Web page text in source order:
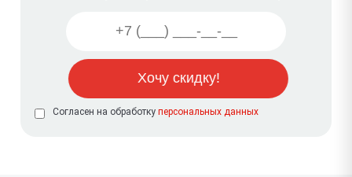
Согласен на обработку персональных данных